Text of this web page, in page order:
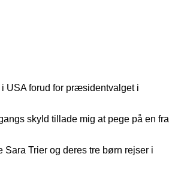
USA forud for præsidentvalget i
skyld tillade mig at pege på en fra
Trier og deres tre børn rejser i